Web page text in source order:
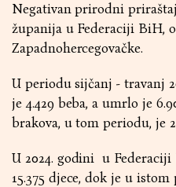
Negativan prirodni
županija u Federaciji BiH,
Zapadnohercegovačke.
U periodu sijčanj - travanj
je 4.429 beba, a umrlo je
brakova, u tom periodu, je
U 2024. godini u
15.375 djece, dok je u